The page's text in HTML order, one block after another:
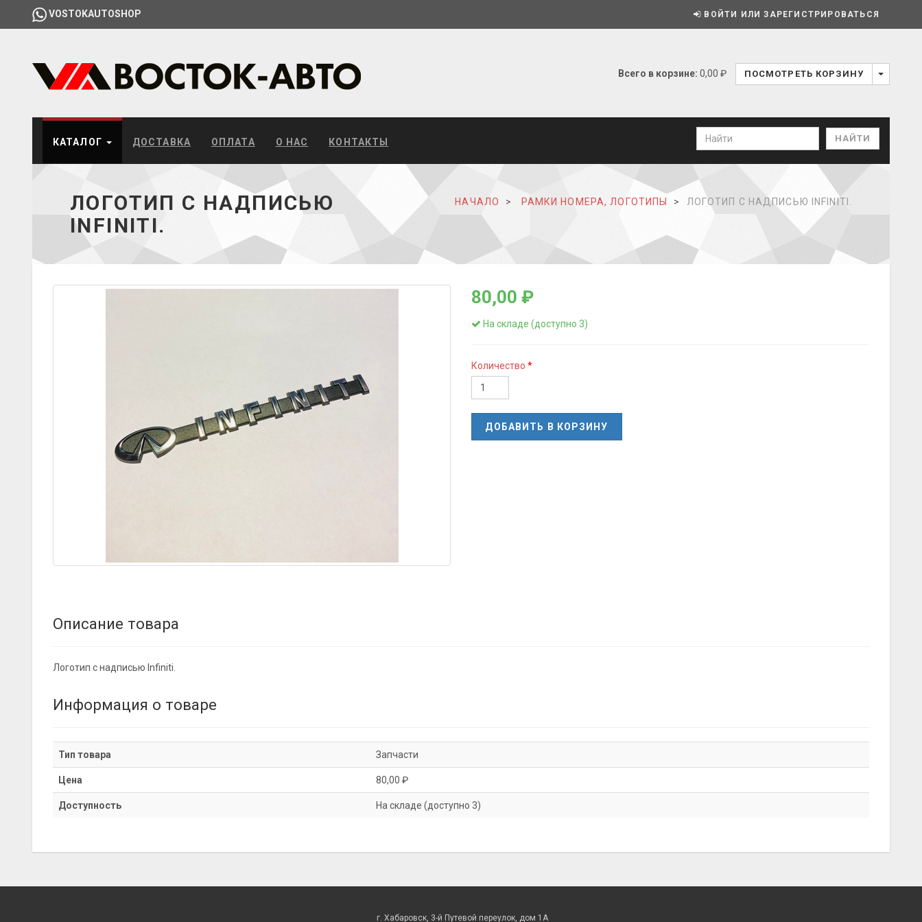
VOSTOKAUTOSHOP ВОЙТИ ИЛИ ЗАРЕГИСТРИРОВАТЬСЯ
Всего в корзине: 0,00 ₽ ПОСМОТРЕТЬ КОРЗИНУ
КАТАЛОГ ДОСТАВКА ОПЛАТА О НАС КОНТАКТЫ
ЛОГОТИП С НАДПИСЬЮ
INFINITI.
НАЧАЛО РАМКИ НОМЕРА, ЛОГОТИПЫ ЛОГОТИП С НАДПИСЬЮ INFINITI.
80,00 ₽
На складе (доступно 3)
Количество
ДОБАВИТЬ В КОРЗИНУ
Описание товара
Логотип с надписью Infiniti.
Информация о товаре
Тип товара Запчасти
Цена 80,00 ₽
Доступность На складе (доступно 3)
г. Хабаровск, 3-й Путевой переулок, дом 1А